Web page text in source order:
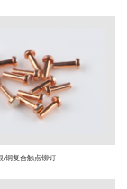
/铜复合触点铆钉